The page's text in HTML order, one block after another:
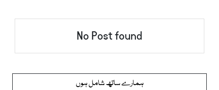
No Post found
ہمارے ساتھ شامل ہوں